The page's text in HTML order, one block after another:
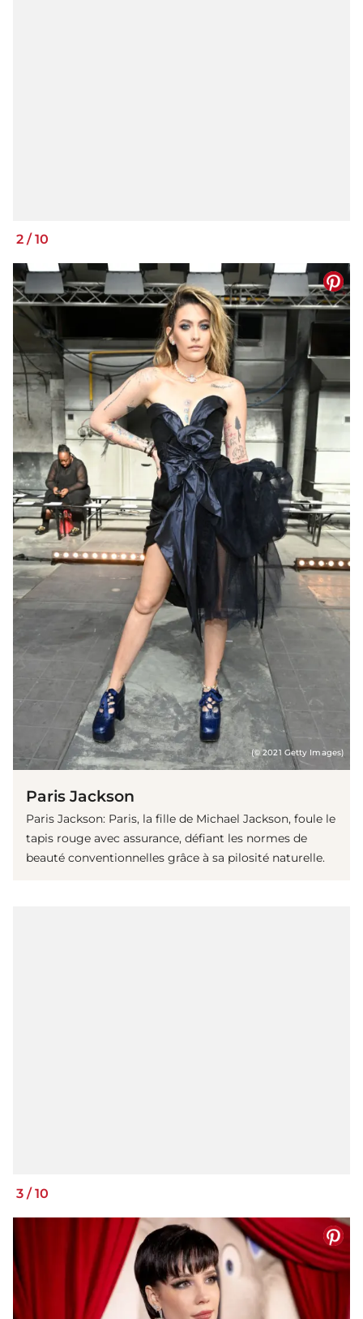
2 / 10
(© 2021 Getty Images)
Paris Jackson
Paris Jackson: Paris, la fille de Michael Jackson, foule le
tapis rouge avec assurance, défiant les normes de
beauté conventionnelles grâce à sa pilosité naturelle.
3 / 10